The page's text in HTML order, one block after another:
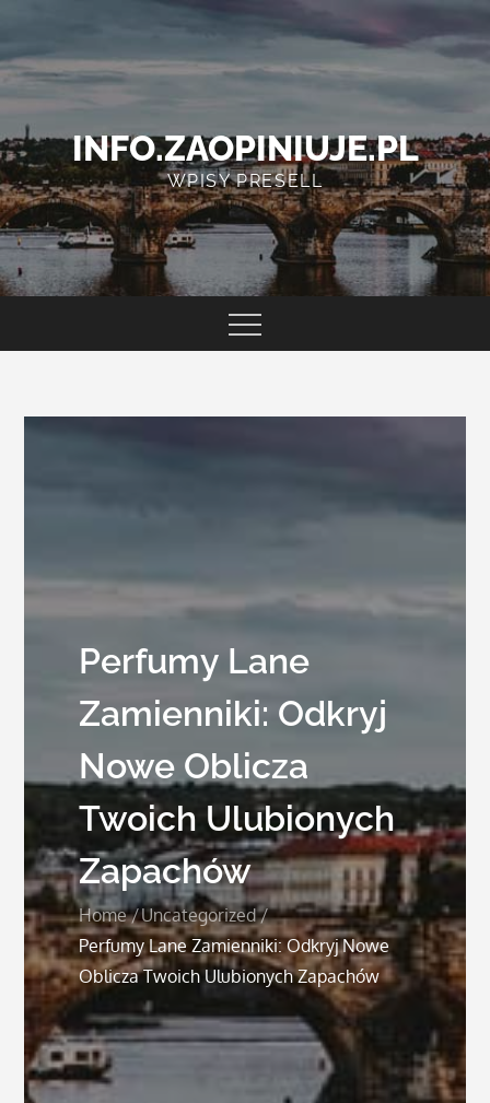
content
INFO.ZAOPINIUJE.PL
WPISY PRESELL
Perfumy Lane
Zamienniki: Odkryj
Nowe Oblicza
Twoich Ulubionych
Zapachów
Home
Uncategorized
Perfumy Lane Zamienniki: Odkryj Nowe
Oblicza Twoich Ulubionych Zapachów